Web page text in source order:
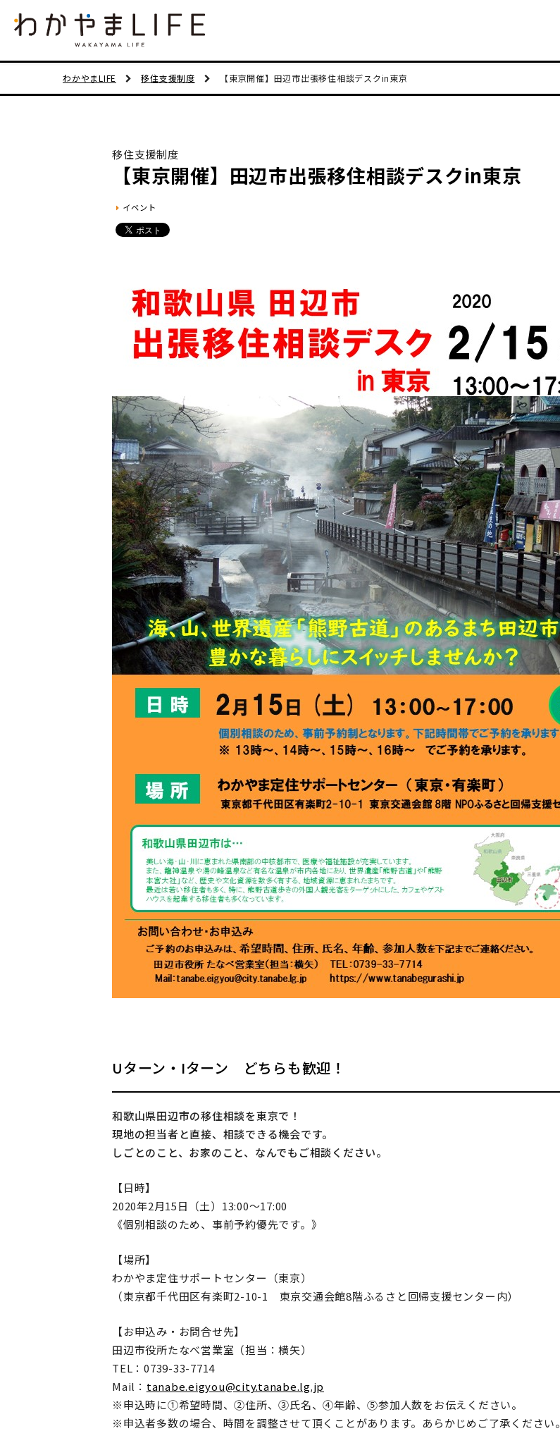
わかやまLIFE 移住支援制度 【東京開催】田辺市出張移住相談デスクin東京
移住支援制度
【東京開催】田辺市出張移住相談デスクin東京
イベント
Uターン・Iターン どちらも歓迎！
和歌山県田辺市の移住相談を東京で！
現地の担当者と直接、相談できる機会です。
しごとのこと、お家のこと、なんでもご相談ください。
【日時】
2020年2月15日（土）13:00～17:00
《個別相談のため、事前予約優先です。》
【場所】
わかやま定住サポートセンター（東京）
（東京都千代田区有楽町2-10-1 東京交通会館8階ふるさと回帰支援センター内）
【お申込み・お問合せ先】
田辺市役所たなべ営業室（担当：横矢）
TEL：0739-33-7714
Mail： tanabe.eigyou@city.tanabe.lg.jp
※申込時に①希望時間、②住所、③氏名、④年齢、⑤参加人数をお伝えください。
※申込者多数の場合、時間を調整させて頂くことがあります。あらかじめご了承ください。